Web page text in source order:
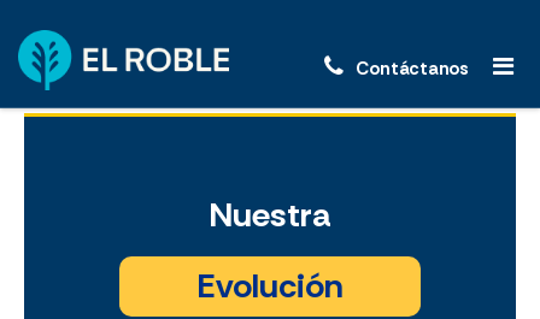
Contáctanos
Nuestra
Evolución